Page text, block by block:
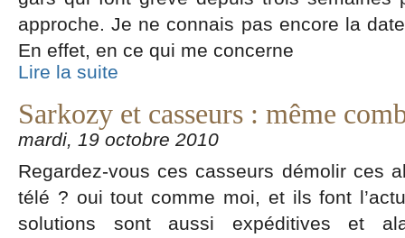
approche. Je ne connais pas encore la
En effet, en ce qui me concerne
Lire la suite
Sarkozy et casseurs : même
mardi, 19 octobre 2010
Regardez-vous ces casseurs démolir ces
télé ? oui tout comme moi, et ils font
solutions sont aussi expéditives et